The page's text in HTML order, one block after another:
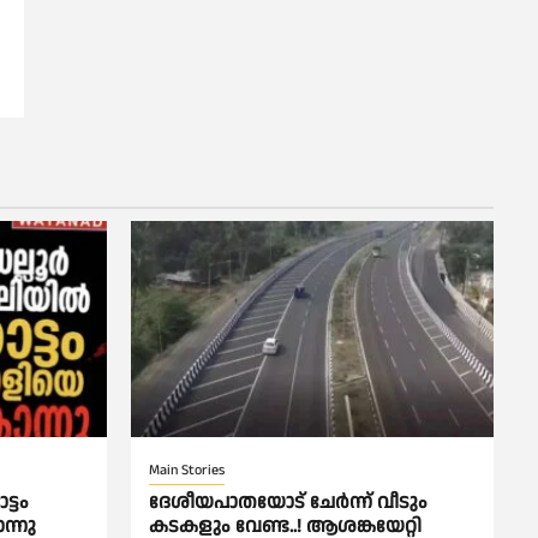
Main Stories
ദേശീയപാതയോട് ചേര്‍ന്ന് വീടും
കടകളും വേണ്ട..! ആശങ്കയേറ്റി